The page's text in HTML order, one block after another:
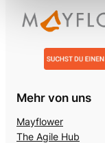
Mehr von uns
Mayflower
The Agile Hub